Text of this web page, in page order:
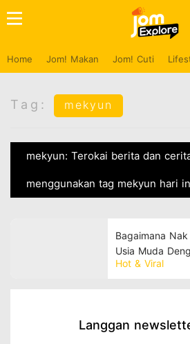
Home Jom! Makan Jom! Cuti
Tag: mekyun
mekyun: Terokai berita dan
menggunakan tag mekyun hari
Hot & Viral
Bagaimana
Usia Muda
Tinggi
Langgan